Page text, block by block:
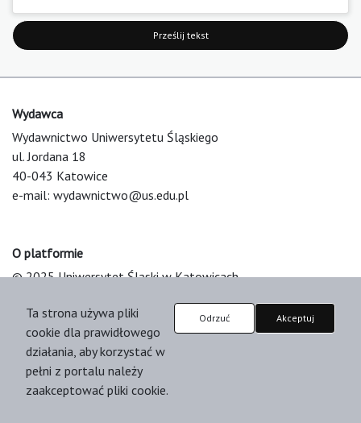
Prześlij tekst
Wydawca
Wydawnictwo Uniwersytetu Śląskiego
ul. Jordana 18
40-043 Katowice
e-mail: wydawnictwo@us.edu.pl
O platformie
© 2025 Uniwersytet Śląski w Katowicach
Platform & Workflow by OJS/PKP
Ta strona używa pliki
cookie dla prawidłowego
działania, aby korzystać w
pełni z portalu należy
zaakceptować pliki cookie.
Odrzuć Akceptuj